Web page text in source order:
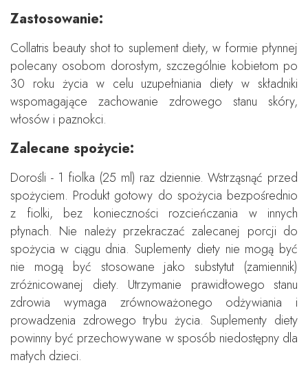
Zastosowanie:
Collatris beauty shot to suplement diety, w formie płynnej
polecany osobom dorosłym, szczególnie kobietom po
30 roku życia w celu uzupełniania diety w składniki
wspomagające zachowanie zdrowego stanu skóry,
włosów i paznokci.
Zalecane spożycie:
Dorośli - 1 fiolka (25 ml) raz dziennie. Wstrząsnąć przed
spożyciem. Produkt gotowy do spożycia bezpośrednio
z fiolki, bez konieczności rozcieńczania w innych
płynach. Nie należy przekraczać zalecanej porcji do
spożycia w ciągu dnia. Suplementy diety nie mogą być
nie mogą być stosowane jako substytut (zamiennik)
zróżnicowanej diety. Utrzymanie prawidłowego stanu
zdrowia wymaga zrównoważonego odżywiania i
prowadzenia zdrowego trybu życia. Suplementy diety
powinny być przechowywane w sposób niedostępny dla
małych dzieci.